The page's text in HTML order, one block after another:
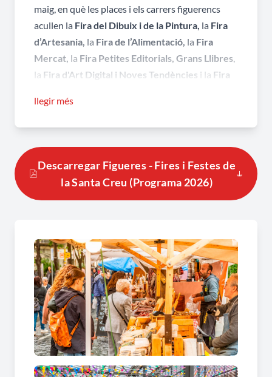
maig, en què les places i els carrers figuerencs
acullen la Fira del Dibuix i de la Pintura, la Fira
d’Artesania, la Fira de l’Alimentació, la Fira
Mercat, la Fira Petites Editorials, Grans Llibres
la Fira d'Art Digital i Noves Tendències i la Fira
de maig, en què es celebra el
un gran parc d’atraccions i l’
Embarraca’t,amb
actuacions musicals de renom i estils molt
llegir més
Descarregar Figueres - Fires i Festes de
la Santa Creu (Programa 2026)